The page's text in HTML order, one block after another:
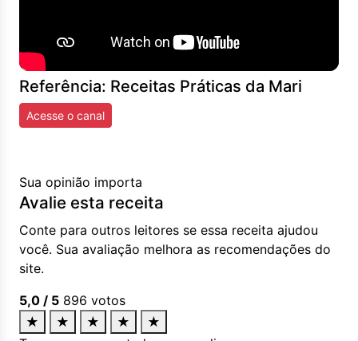
Referência: Receitas Práticas da Mari
Acesse o canal
Sua opinião importa
Avalie esta receita
Conte para outros leitores se essa receita ajudou
você. Sua avaliação melhora as recomendações do
site.
5,0 / 5 896 votos
★
★ ★ ★
★